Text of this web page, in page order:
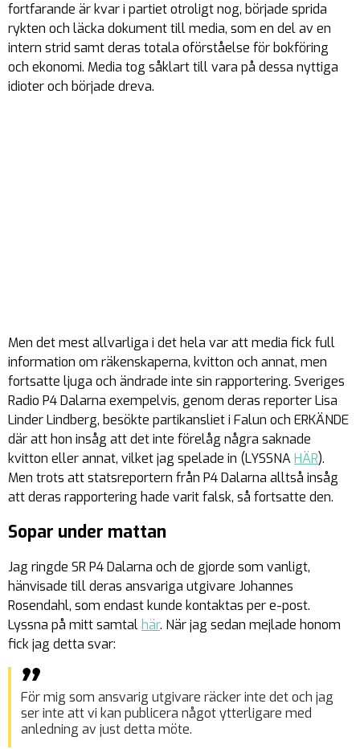
fortfarande är kvar i partiet otroligt nog, började sprida
rykten och läcka dokument till media, som en del av en
intern strid samt deras totala oförståelse för bokföring
och ekonomi. Media tog såklart till vara på dessa nyttiga
idioter och började dreva.
Men det mest allvarliga i det hela var att media fick full
information om räkenskaperna, kvitton och annat, men
fortsatte ljuga och ändrade inte sin rapportering. Sveriges
Radio P4 Dalarna exempelvis, genom deras reporter Lisa
Linder Lindberg, besökte partikansliet i Falun och ERKÄNDE
där att hon insåg att detinte förelåg några saknade
kvitton eller annat, vilket jag spelade in (LYSSNA HÄR).
Men trots att statsreportern från P4 Dalarna alltså insåg
att deras rapportering hade varit falsk, så fortsatte den.
Sopar under mattan
Jag ringde SR P4 Dalarna och de gjorde som vanligt,
hänvisade till deras ansvariga utgivare Johannes
Rosendahl, som endast kunde kontaktas per e-post.
Lyssna på mitt samtal här. När jag sedan mejlade honom
fick jag detta svar:
För mig som ansvarig utgivare räcker inte det och jag
ser inte att vi kan publicera något ytterligare med
anledning av just detta möte.